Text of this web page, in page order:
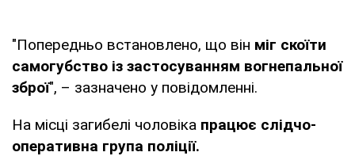
"Попередньо встановлено, що він міг скоїти
самогубство із застосуванням вогнепальної
зброї", – зазначено у повідомленні.
На місці загибелі чоловіка працює слідчо-
оперативна група поліції.